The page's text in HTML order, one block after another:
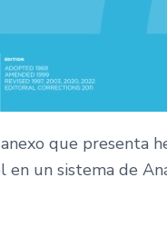
que presenta
un sistema de